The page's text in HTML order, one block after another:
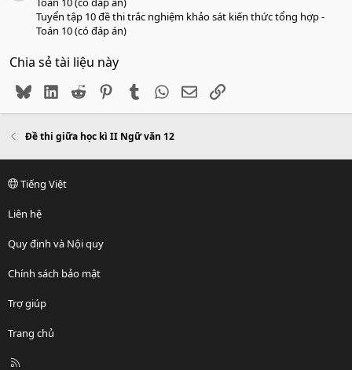
Tuyển tập 10 đề thi trắc nghiệm khảo sát kiến thức tổng hợp -
Toán 10 (có đáp án)
Chia sẻ tài liệu này
BlueskyLinkedIn
Reddit PinterestTumblr WhatsApp
EmailLink
Đề thi giữa học kì II Ngữ văn 12
Tiếng Việt
Liên hệ
Quy định và Nội quy
Chính sách bảo mật
Trợ giúp
Trang chủ
R